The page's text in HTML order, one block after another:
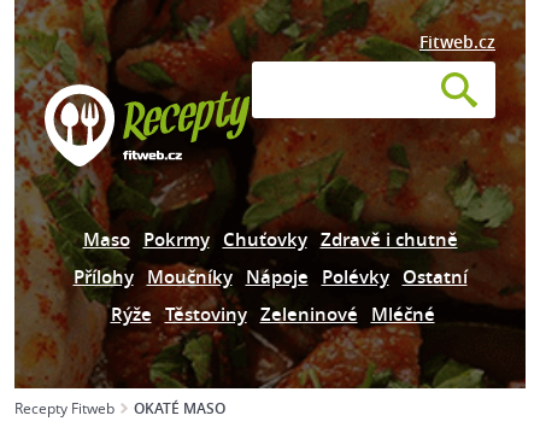
Fitweb.cz
Maso Pokrmy Chuťovky Zdravě i chutně
Přílohy Moučníky Nápoje Polévky Ostatní
Rýže Těstoviny Zeleninové Mléčné
Recepty Fitweb OKATÉ MASO